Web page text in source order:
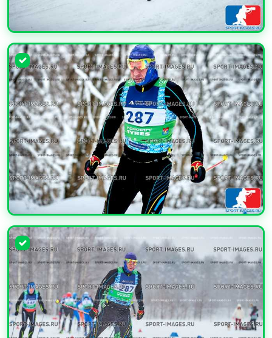
УВЕЛИЧИТЬ
УВЕЛИЧИТЬ